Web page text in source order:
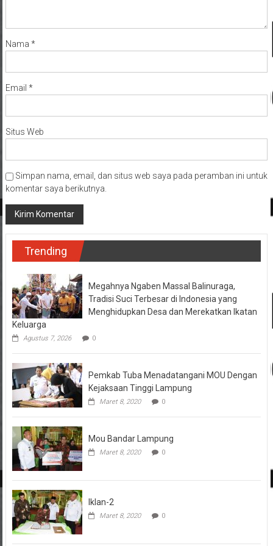
Nama *
Email *
Situs Web
Simpan nama, email, dan situs web saya pada peramban ini untuk
komentar saya berikutnya.
Trending
Megahnya Ngaben Massal Balinuraga,
Tradisi Suci Terbesar di Indonesia yang
Menghidupkan Desa dan Merekatkan Ikatan
Keluarga
Agustus 7, 2026 0
Pemkab Tuba Menadatangani MOU Dengan
Kejaksaan Tinggi Lampung
Maret 8, 2020 0
Mou Bandar Lampung
Maret 8, 2020 0
Iklan-2
Maret 8, 2020 0